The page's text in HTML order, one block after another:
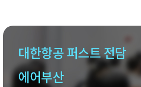
대한항공 퍼스트 전담
에어부산